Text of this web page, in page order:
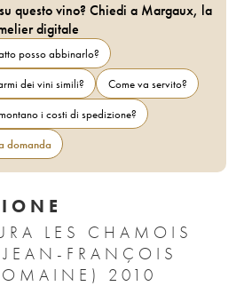
questo vino? Chiedi a Margaux, la
digitale
posso abbinarlo?
dei vini simili?
Come va servito?
i costi di spedizione?
domanda
LES CHAMOIS
FRANÇOIS
2010